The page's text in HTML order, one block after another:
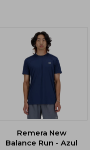
Remera New
Balance Run - Azul